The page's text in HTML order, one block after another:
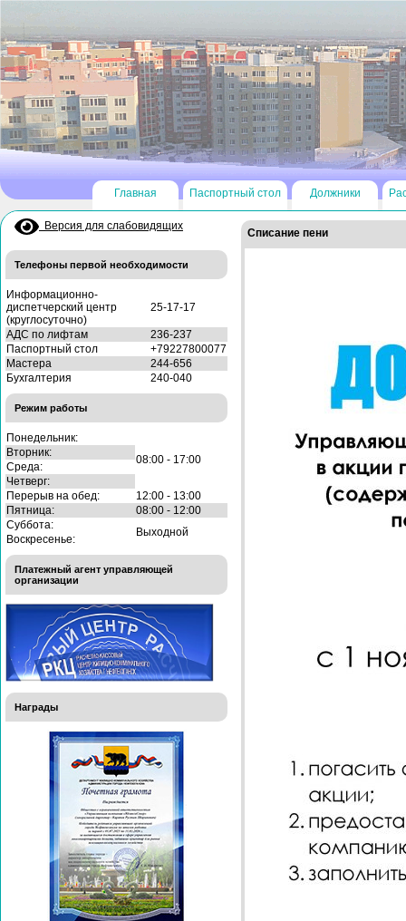
Главная Паспортный стол Должники
Версия для слабовидящих
Телефоны первой необходимости
Информационно-
диспетчерский центр
(круглосуточно)
25-17-17
АДС по лифтам
236-237
Паспортный стол
+79227800077
Мастера
244-656
Бухгалтерия
240-040
Режим работы
Понедельник:
08:00 - 17:00
Вторник:
Среда:
Четверг:
Перерыв на обед:
12:00 - 13:00
Пятница:
08:00 - 12:00
Суббота:
Выходной
Воскресенье:
Платежный агент управляющей
организации
Награды
Списание пени